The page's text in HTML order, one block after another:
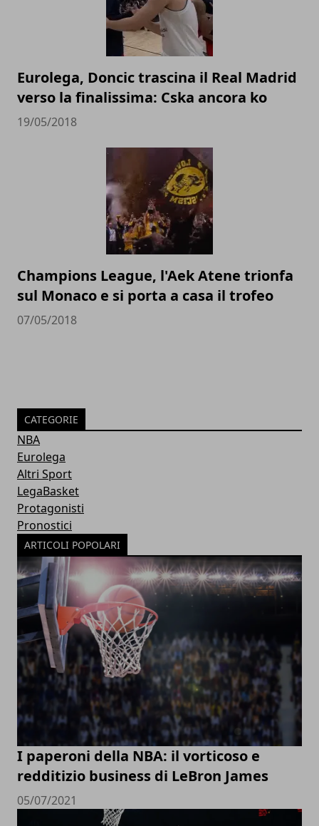
Eurolega, Doncic trascina il Real Madrid
verso la finalissima: Cska ancora ko
19/05/2018
Champions League, l'Aek Atene trionfa
sul Monaco e si porta a casa il trofeo
07/05/2018
CATEGORIE
NBA
Eurolega
Altri Sport
LegaBasket
Protagonisti
Pronostici
ARTICOLI POPOLARI
I paperoni della NBA: il vorticoso e
redditizio business di LeBron James
05/07/2021